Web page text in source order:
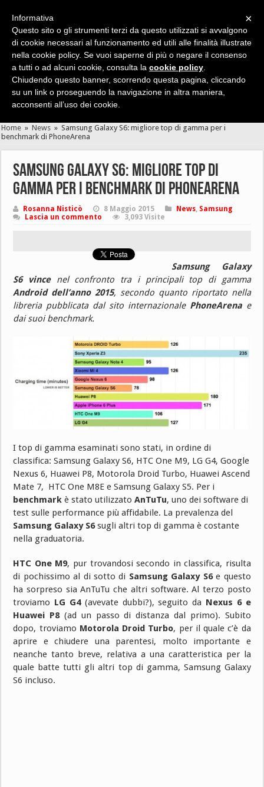
Cerca velocemente news, recensioni, guide, app, giochi ...
Home » News » Samsung Galaxy S6: migliore top di gamma per i
benchmark di PhoneArena
Samsung Galaxy S6: migliore top di
gamma per i benchmark di PhoneArena
Rosanna Nisticò 8 Maggio 2015 News, Samsung
Lascia un commento
3,093 Visite
Samsung Galaxy
S6 vincenel confronto tra i principali top di gamma
Android dell’anno 2015, secondo quanto riportato nella
libreria pubblicata dal sito internazionale PhoneArenae
dai suoi benchmark.
I top di gamma esaminati sono stati, in ordine di
classifica: Samsung Galaxy S6, HTC One M9, LG G4, Google
Nexus 6, Huawei P8, Motorola Droid Turbo, Huawei Ascend
Mate 7, HTC One M8E e Samsung Galaxy S5. Per i
benchmark è stato utilizzatoAnTuTu, uno dei software di
test sulle performance più affidabile. La prevalenza del
Samsung Galaxy S6sugli altri top di gamma è costante
nella graduatoria.
HTC One M9, pur trovandosi secondo in classifica, risulta
di pochissimo al di sotto di Samsung Galaxy S6e questo
ha sorpreso sia AnTuTu che altri software. Al terzo posto
troviamo LG G4(avevate dubbi?), seguito da Nexus 6 e
Huawei P8(ad un passo di distanza dal primo). Subito
dopo, troviamo Motorola Droid Turbo, per il quale c’è da
aprire e chiudere una parentesi, molto importante e
neanche tanto breve, relativa a una caratteristica per la
quale batte tutti gli altri top di gamma, Samsung Galaxy
S6 incluso.
×
Informativa
Questo sito o gli strumenti terzi da questo utilizzati si avvalgono
di cookie necessari al funzionamento ed utili alle finalità illustrate
nella cookie policy. Se vuoi saperne di più o negare il consenso
a tutti o ad alcuni cookie, consulta la cookie policy
Chiudendo questo banner, scorrendo questa pagina, cliccando
su un link o proseguendo la navigazione in altra maniera,
acconsenti all’uso dei cookie.